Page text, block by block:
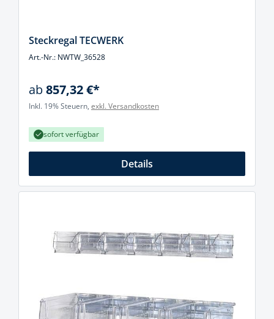
Steckregal TECWERK
Art.-Nr.: NWTW_36528
ab857,32 €*
Inkl. 19% Steuern, exkl. Versandkosten
sofort verfügbar
Details